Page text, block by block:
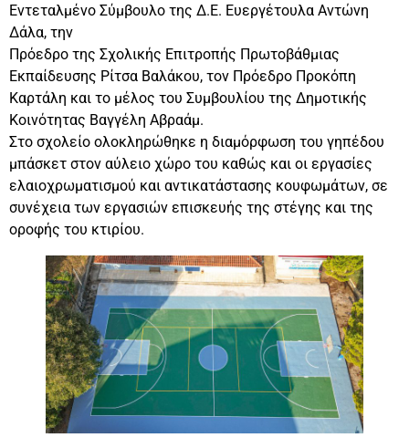
Εντεταλμένο Σύμβουλο της Δ.Ε. Ευεργέτουλα Αντώνη
Δάλα, την
Πρόεδρο της Σχολικής Επιτροπής Πρωτοβάθμιας
Εκπαίδευσης Ρίτσα Βαλάκου, τον Πρόεδρο Προκόπη
Καρτάλη και το μέλος του Συμβουλίου της Δημοτικής
Κοινότητας Βαγγέλη Αβραάμ.
Στο σχολείο ολοκληρώθηκε η διαμόρφωση του γηπέδου
μπάσκετ στον αύλειο χώρο του καθώς και οι εργασίες
ελαιοχρωματισμού και αντικατάστασης κουφωμάτων, σε
συνέχεια των εργασιών επισκευής της στέγης και της
οροφής του κτιρίου.